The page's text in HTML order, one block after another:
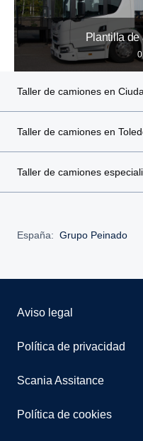
Plantilla de
Taller de camiones en
Taller de camiones en
Taller de camiones
España: Grupo Peinado
Aviso legal
Política de privacidad
Scania Assitance
Política de cookies